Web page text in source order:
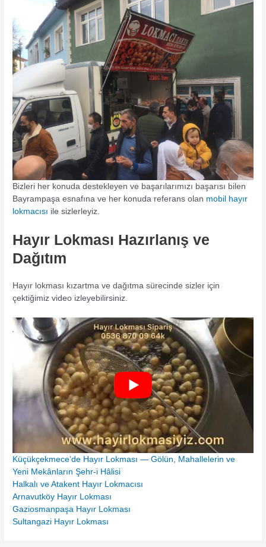
Bizleri her konuda destekleyen ve başarılarımızı başarısı bilen
Bayrampaşa esnafına ve her konuda referans olan mobil hayır
lokmacısı ile sizlerleyiz.
Hayır Lokması Hazırlanış ve
Dağıtım
Hayır lokması kızartma ve dağıtma sürecinde sizler için
çektiğimiz video izleyebilirsiniz.
Küçükçekmece’de Hayır Lokması — Gölün, Mahallelerin ve
Yeni Mekânların Şehr-i Hâlisi
Halkalı ve Atakent Hayır Lokmacısı
Arnavutköy Hayır Lokması
Gaziosmanpaşa Hayır Lokması
Sultangazi Hayır Lokması